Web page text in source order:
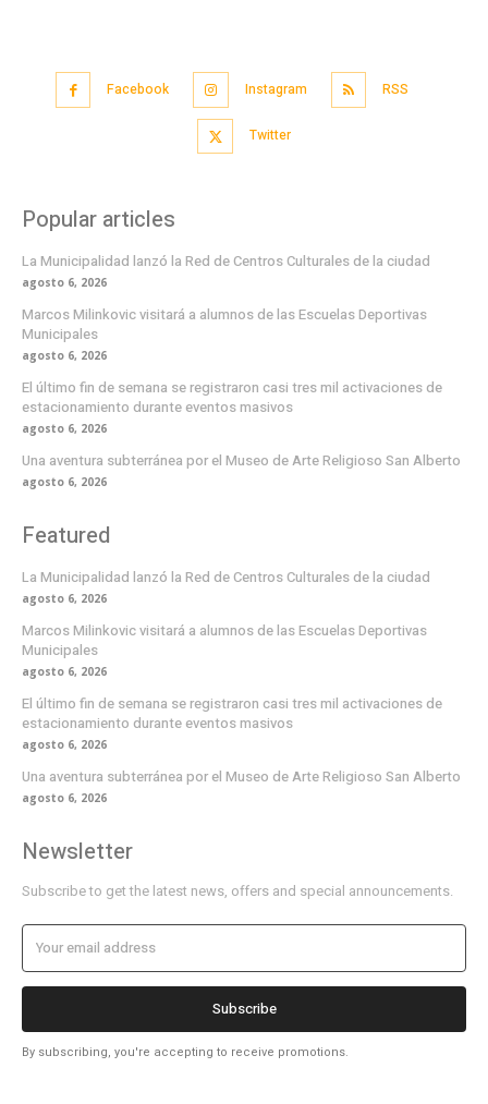
Facebook Instagram RSS
Twitter
Popular articles
La Municipalidad lanzó la Red de Centros Culturales de la ciudad
agosto 6, 2026
Marcos Milinkovic visitará a alumnos de las Escuelas Deportivas
Municipales
agosto 6, 2026
El último fin de semana se registraron casi tres mil activaciones de
estacionamiento durante eventos masivos
agosto 6, 2026
Una aventura subterránea por el Museo de Arte Religioso San Alberto
agosto 6, 2026
Featured
La Municipalidad lanzó la Red de Centros Culturales de la ciudad
agosto 6, 2026
Marcos Milinkovic visitará a alumnos de las Escuelas Deportivas
Municipales
agosto 6, 2026
El último fin de semana se registraron casi tres mil activaciones de
estacionamiento durante eventos masivos
agosto 6, 2026
Una aventura subterránea por el Museo de Arte Religioso San Alberto
agosto 6, 2026
Newsletter
Subscribe to get the latest news, offers and special announcements.
Subscribe
By subscribing, you're accepting to receive promotions.